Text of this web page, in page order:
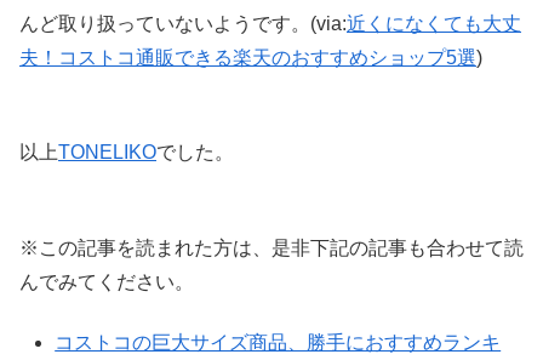
んど取り扱っていないようです。(via:近くになくても大丈
夫！コストコ通販できる楽天のおすすめショップ5選)
以上TONELIKOでした。
※この記事を読まれた方は、是非下記の記事も合わせて読
んでみてください。
コストコの巨大サイズ商品、勝手におすすめランキ